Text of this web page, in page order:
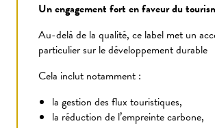
Un engagement fort en faveur du
Au-delà de la qualité, ce label met un
particulier sur le développement durable
Cela inclut notamment :
la gestion des flux touristiques,
la réduction de l’empreinte carbone,